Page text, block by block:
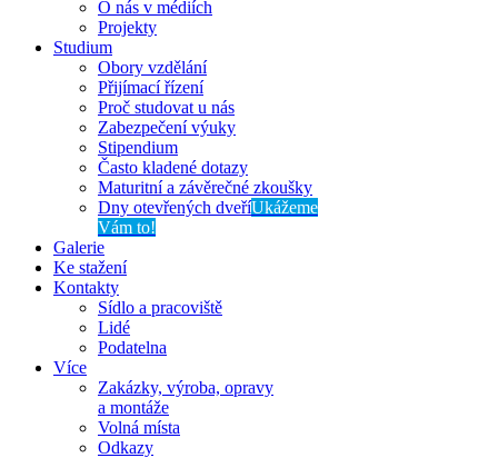
O nás v médiích
Projekty
Studium
Obory vzdělání
Přijímací řízení
Proč studovat u nás
Zabezpečení výuky
Stipendium
Často kladené dotazy
Maturitní a závěrečné zkoušky
Dny otevřených dveříUkážeme
Vám to!
Galerie
Ke stažení
Kontakty
Sídlo a pracoviště
Lidé
Podatelna
Více
Zakázky, výroba, opravy
a montáže
Volná místa
Odkazy